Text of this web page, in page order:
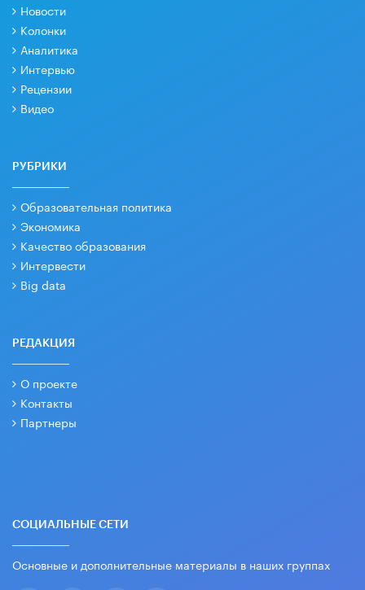
Новости
Колонки
Аналитика
Интервью
Рецензии
Видео
РУБРИКИ
Образовательная политика
Экономика
Качество образования
Интервести
Big data
РЕДАКЦИЯ
О проекте
Контакты
Партнеры
СОЦИАЛЬНЫЕ СЕТИ
Основные и дополнительные материалы в наших группах